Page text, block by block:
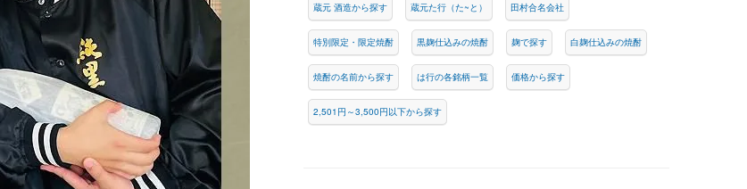
蔵元 酒造から探す 蔵元た行（た~と） 田村合名会社
特別限定・限定焼酎 黒麹仕込みの焼酎 麹で探す 白麹仕込みの焼酎
焼酎の名前から探す は行の各銘柄一覧 価格から探す
2,501円～3,500円以下から探す